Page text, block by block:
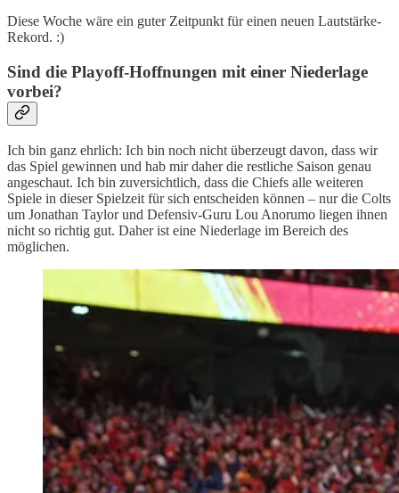
Diese Woche wäre ein guter Zeitpunkt für einen neuen Lautstärke-
Rekord. :)
Sind die Playoff-Hoffnungen mit einer Niederlage
vorbei?
Ich bin ganz ehrlich: Ich bin noch nicht überzeugt davon, dass wir
das Spiel gewinnen und hab mir daher die restliche Saison genau
angeschaut. Ich bin zuversichtlich, dass die Chiefs alle weiteren
Spiele in dieser Spielzeit für sich entscheiden können – nur die Colts
um Jonathan Taylor und Defensiv-Guru Lou Anorumo liegen ihnen
nicht so richtig gut. Daher ist eine Niederlage im Bereich des
möglichen.